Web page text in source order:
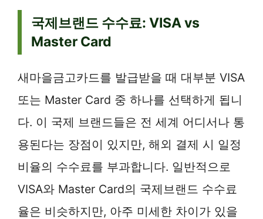
국제브랜드 수수료: VISA vs
Master Card
새마을금고카드를 발급받을 때 대부분 VISA
또는 Master Card 중 하나를 선택하게 됩니
다. 이 국제 브랜드들은 전 세계 어디서나 통
용된다는 장점이 있지만, 해외 결제 시 일정
비율의 수수료를 부과합니다. 일반적으로
VISA와 Master Card의 국제브랜드 수수료
율은 비슷하지만, 아주 미세한 차이가 있을